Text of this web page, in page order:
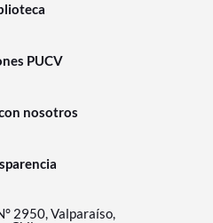
PUCV
nosotros
2950, Valparaíso,